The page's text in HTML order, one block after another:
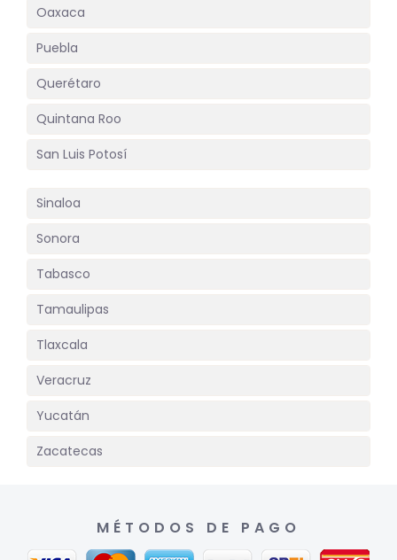
Oaxaca
Puebla
Querétaro
Quintana Roo
San Luis Potosí
Sinaloa
Sonora
Tabasco
Tamaulipas
Tlaxcala
Veracruz
Yucatán
Zacatecas
MÉTODOS DE PAGO